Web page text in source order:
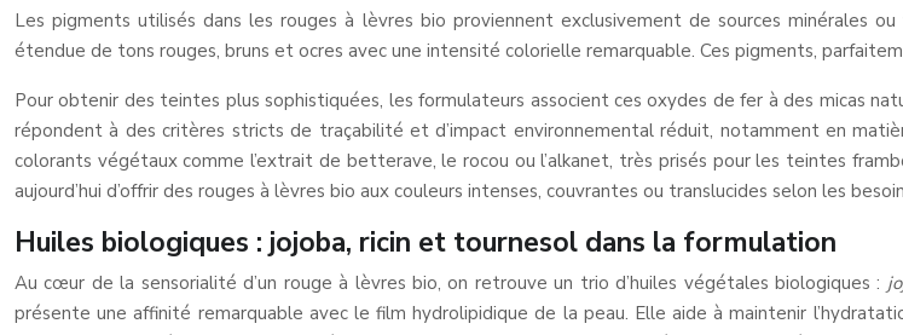
Les pigments utilisés dans les rouges à lèvres bio proviennent exclusivement de sources minérales
étendue de tons rouges, bruns et ocres avec une intensité colorielle remarquable. Ces pigments,
Pour obtenir des teintes plus sophistiquées, les formulateurs associent ces oxydes de fer à des micas
répondent à des critères stricts de traçabilité et d’impact environnemental réduit, notamment en
colorants végétaux comme l’extrait de betterave, le rocou ou l’alkanet, très prisés pour les teintes
aujourd’hui d’offrir des rouges à lèvres bio aux couleurs intenses, couvrantes ou translucides selon les
Huiles biologiques : jojoba, ricin et tournesol dans la formulation
Au cœur de la sensorialité d’un rouge à lèvres bio, on retrouve un trio d’huiles végétales biologiques :
présente une affinité remarquable avec le film hydrolipidique de la peau. Elle aide à maintenir